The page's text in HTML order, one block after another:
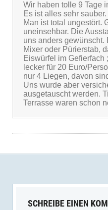
Wir haben tolle 9 Tage
Es ist alles sehr
Man ist total ungestört.
uneinsehbar. Die
uns anders gewünscht.
Mixer oder Pürierstab,
Eiswürfel im Gefierfach
lecker für 20 Euro/
nur 4 Liegen, davon
Uns wurde aber
ausgetauscht werden.
Terrasse waren schon
SCHREIBE EINEN